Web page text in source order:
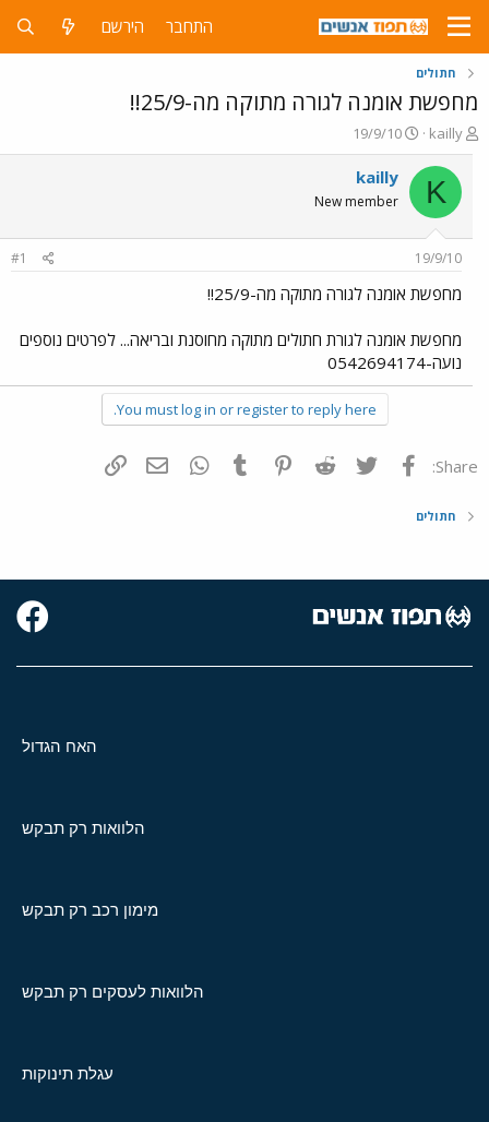
התחבר הירשם
חתולים
מחפשת אומנה לגורה מתוקה מה-25/9!!
פ
ו
ת
ח
ה
ו
ש
א
kailly
פ
ו
ר
ס
ם
ר
19/9/10
K
kailly
New member
19/9/10
#1
מחפשת אומנה לגורה מתוקה מה-25/9!!
מחפשת אומנה לגורת חתולים מתוקה מחוסנת ובריאה... לפרטים נוספים
נועה-0542694174
You must log in or register to reply here.
Share: פייסבוק Twitter
Reddit
Pinterest
Tumblr
WhatsAppדואר אלקטרוני
חתולים
האח הגדול
הלוואות רק תבקש
מימון רכב רק תבקש
הלוואות לעסקים רק תבקש
עגלת תינוקות